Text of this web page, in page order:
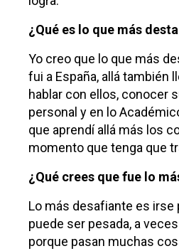
¿Qué es lo que más
Yo creo que lo que más
fui a España, allá también
hablar con ellos, conocer
personal y en lo
que aprendí allá más los
momento que tenga que
¿Qué crees que fue lo
Lo más desafiante es irse
puede ser pesada, a
porque pasan muchas